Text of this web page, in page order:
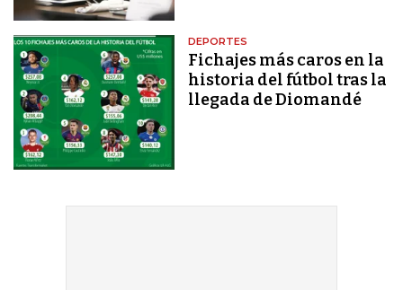
DEPORTES
Fichajes más caros en la
historia del fútbol tras la
llegada de Diomandé